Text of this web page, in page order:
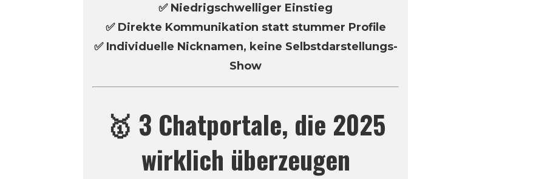
✅ Niedrigschwelliger Einstieg
✅ Direkte Kommunikation statt stummer Profile
✅ Individuelle Nicknamen, keine Selbstdarstellungs-
Show
🥇 3 Chatportale, die 2025
wirklich überzeugen